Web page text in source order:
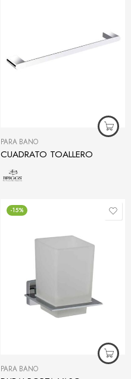
PARA BAÑO
CUADRATO TOALLERO
-15%
PARA BAÑO